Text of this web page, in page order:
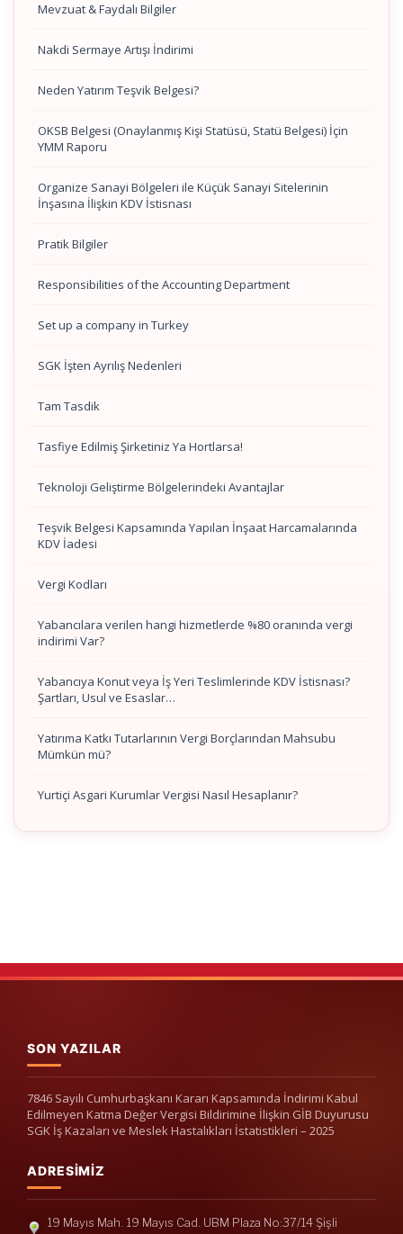
Mevzuat & Faydalı Bilgiler
Nakdi Sermaye Artışı İndirimi
Neden Yatırım Teşvik Belgesi?
OKSB Belgesi (Onaylanmış Kişi Statüsü, Statü Belgesi) İçin
YMM Raporu
Organize Sanayi Bölgeleri ile Küçük Sanayi Sitelerinin
İnşasına İlişkin KDV İstisnası
Pratik Bilgiler
Responsibilities of the Accounting Department
Set up a company in Turkey
SGK İşten Ayrılış Nedenleri
Tam Tasdik
Tasfiye Edilmiş Şirketiniz Ya Hortlarsa!
Teknoloji Geliştirme Bölgelerindeki Avantajlar
Teşvik Belgesi Kapsamında Yapılan İnşaat Harcamalarında
KDV İadesi
Vergi Kodları
Yabancılara verilen hangi hizmetlerde %80 oranında vergi
indirimi Var?
Yabancıya Konut veya İş Yeri Teslimlerinde KDV İstisnası?
Şartları, Usul ve Esaslar…
Yatırıma Katkı Tutarlarının Vergi Borçlarından Mahsubu
Mümkün mü?
Yurtiçi Asgari Kurumlar Vergisi Nasıl Hesaplanır?
SON YAZILAR
7846 Sayılı Cumhurbaşkanı Kararı Kapsamında İndirimi Kabul
Edilmeyen Katma Değer Vergisi Bildirimine İlişkin GİB Duyurusu
SGK İş Kazaları ve Meslek Hastalıkları İstatistikleri – 2025
ADRESIMIZ
19 Mayıs Mah. 19 Mayıs Cad. UBM Plaza No:37/14 Şişli